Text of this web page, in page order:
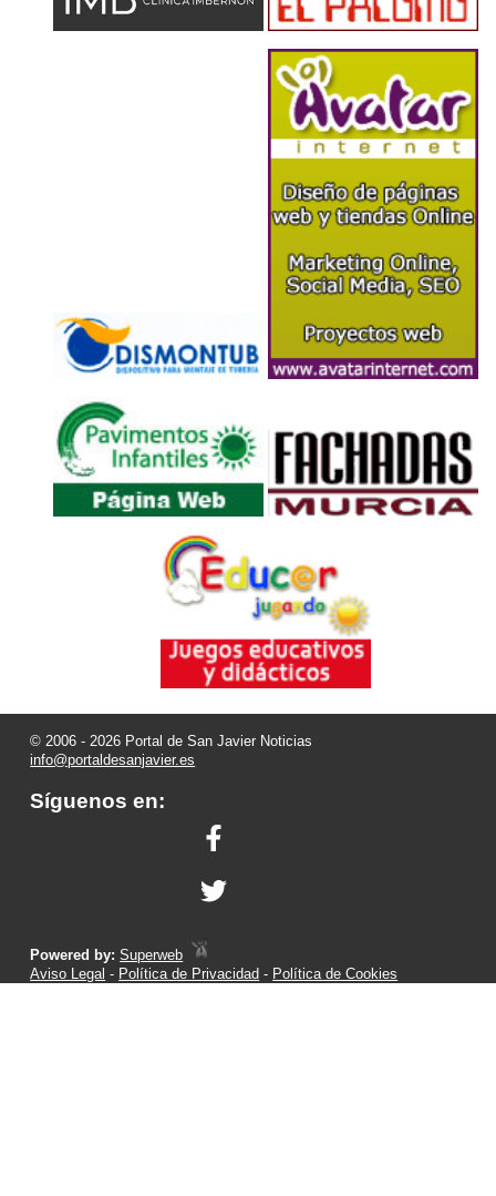
© 2006 - 2026 Portal de San Javier Noticias
info@portaldesanjavier.es
Síguenos en:
Powered by:Superweb
Aviso Legal - Política de Privacidad - Política de Cookies